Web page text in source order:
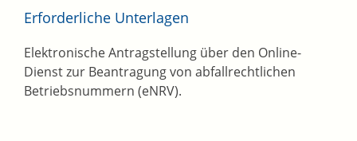
Erforderliche Unterlagen
Elektronische Antragstellung über den Online-
Dienst zur Beantragung von abfallrechtlichen
Betriebsnummern (eNRV).